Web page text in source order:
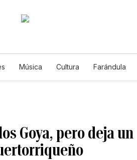
Música Cultura Farándula
Goya, pero deja un